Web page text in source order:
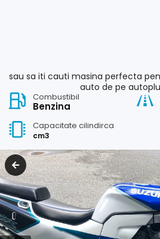
sau sa iti cauti masina perfecta
auto de pe
Combustibil
Benzina
Capacitate cilindirca
cm3